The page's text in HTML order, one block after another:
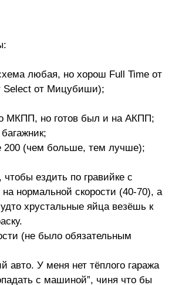
любая, но хорош Full Time от
Select от Мицубиши);
МКПП, но готов был и на АКПП;
200 (чем больше, тем лучше);
чтобы ездить по гравийке с
нормальной скорости (40-70), а
хрустальные яйца везёшь к
(не было обязательным
авто. У меня нет тёплого гаража
с машиной”, чиня что бы